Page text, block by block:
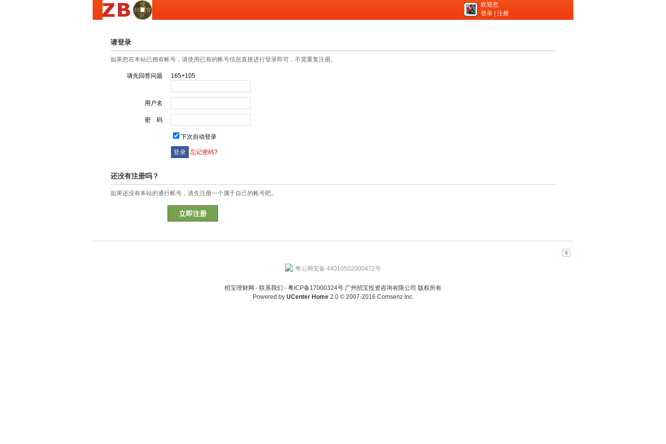
欢迎您
登录
注册
请登录
如果您在本站已拥有帐号，请使用已有的帐号信息直接进行登录即可，不需重复注册。
请先回答问题 165+105
用户名
密 码
下次自动登录
忘记密码?
还没有注册吗？
如果还没有本站的通行帐号，请先注册一个属于自己的帐号吧。
立即注册
粤公网安备 44010502000472号
招宝理财网 - 联系我们 - 粤ICP备17000324号 广州招宝投资咨询有限公司 版权所有
Powered by UCenter Home 2.0© 2007-2016 Comsenz Inc.